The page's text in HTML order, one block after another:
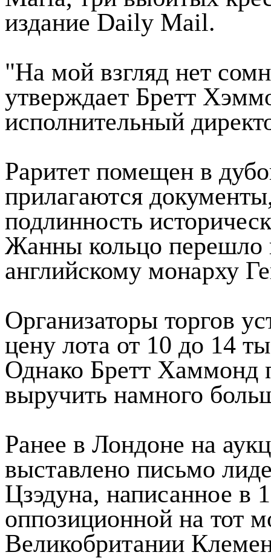
издание Daily Mail.
"На мой взгляд нет
утверждает Бретт
исполнительный
Раритет помещен в
прилагаются
подлинность
Жанны кольцо перешло
английскому монарху
Организаторы торгов
цену лота от 10 до 14
Однако Бретт Хаммонд
выручить намного
Ранее в Лондоне на
выставлено письмо
Цзэдуна, написанное в
оппозиционной на тот
Великобритании